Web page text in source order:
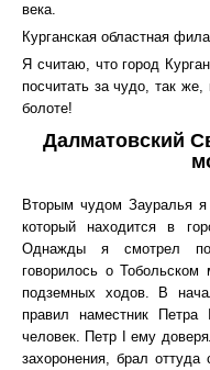
века.
Курганская областная
Я считаю, что город
посчитать за чудо, так же,
болоте!
Далматовский
Вторым чудом Зауралья
который находится в
Однажды я смотрел
говорилось о
подземных ходов. В
правил наместник
человек. Петр I ему
захоронения, брал